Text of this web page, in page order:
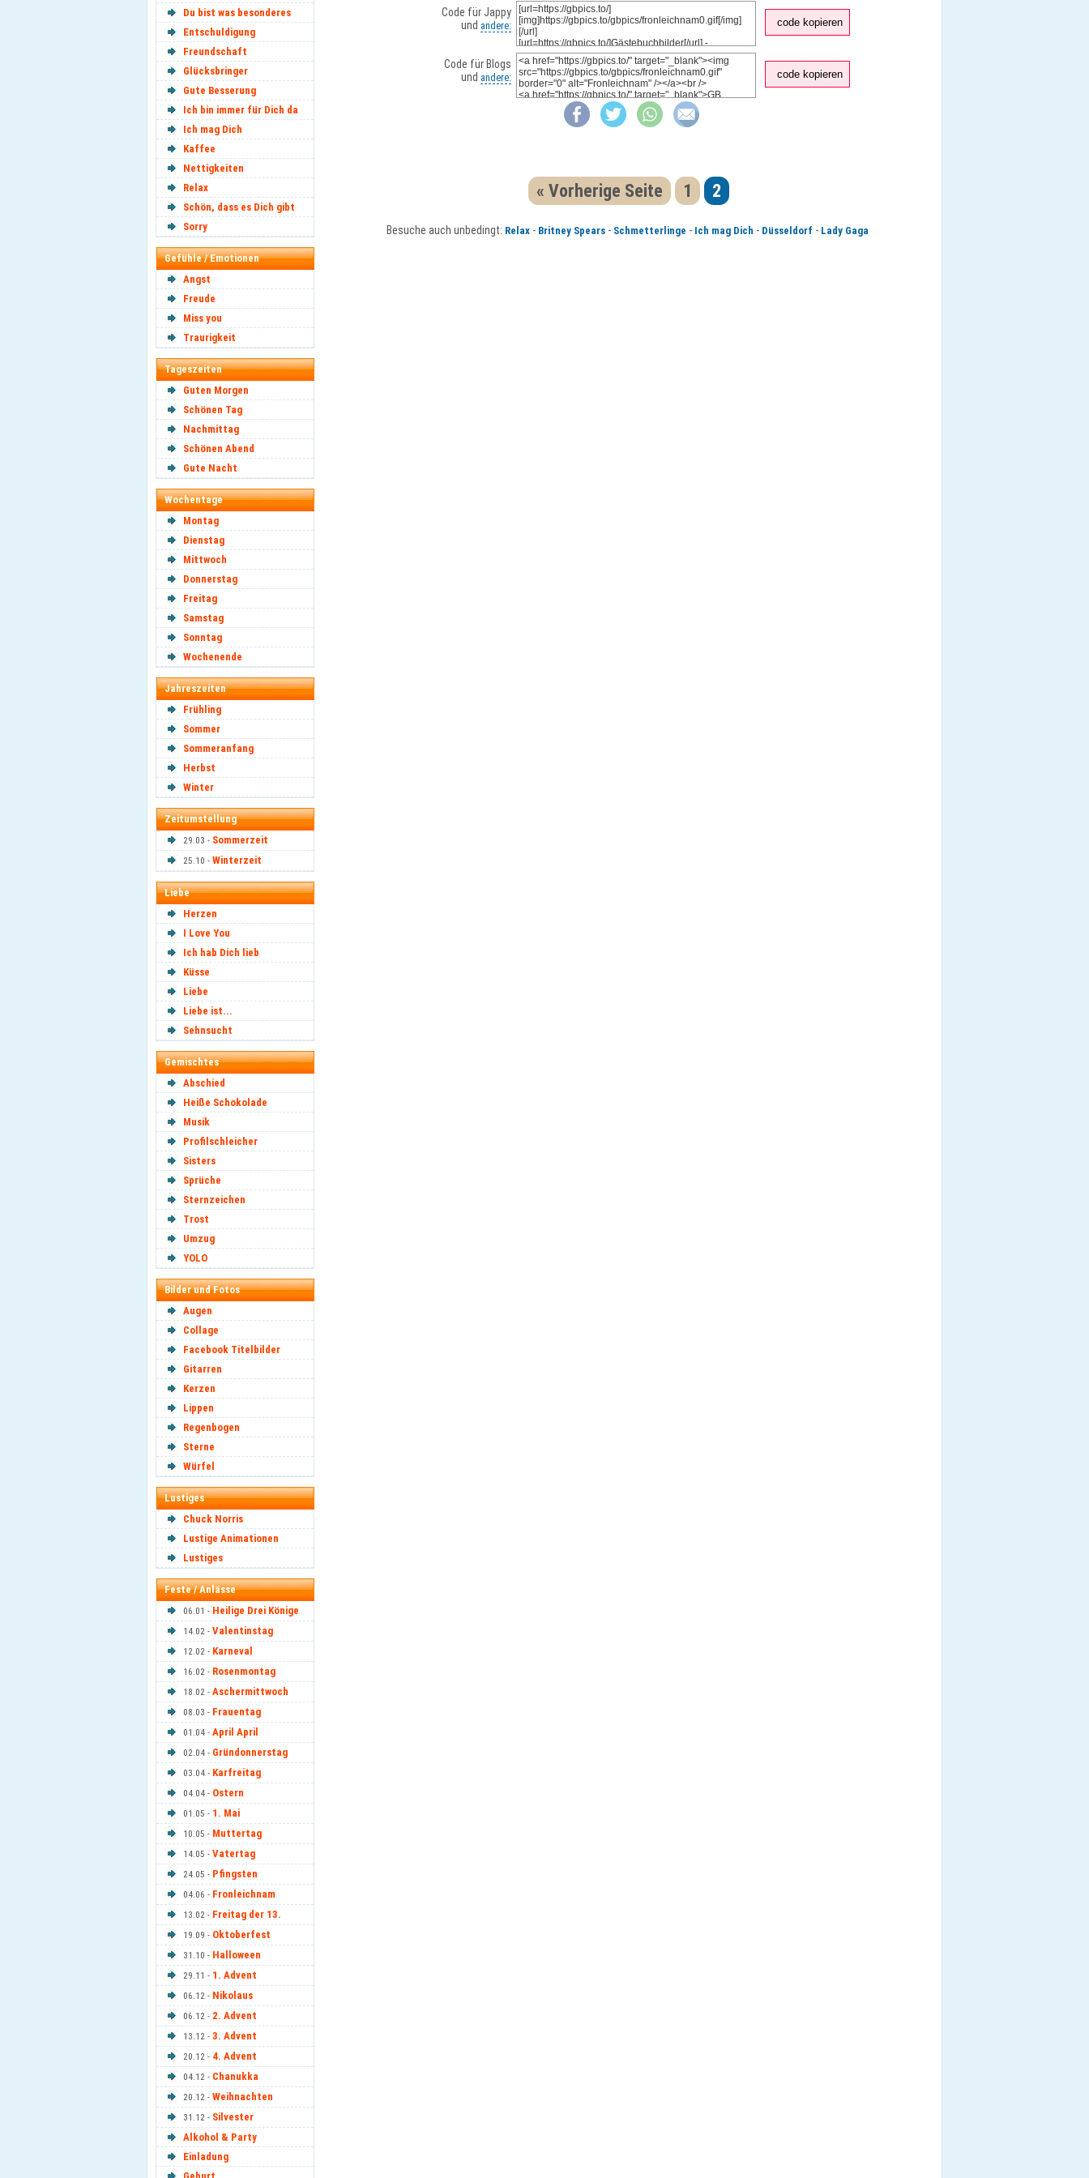
Du bist was besonderes
Entschuldigung
Freundschaft
Glücksbringer
Gute Besserung
Ich bin immer für Dich da
Ich mag Dich
Kaffee
Nettigkeiten
Relax
Schön, dass es Dich gibt
Sorry
Gefühle / Emotionen
Angst
Freude
Miss you
Traurigkeit
Tageszeiten
Guten Morgen
Schönen Tag
Nachmittag
Schönen Abend
Gute Nacht
Wochentage
Montag
Dienstag
Mittwoch
Donnerstag
Freitag
Samstag
Sonntag
Wochenende
Jahreszeiten
Frühling
Sommer
Sommeranfang
Herbst
Winter
Zeitumstellung
29.03 - Sommerzeit
25.10 - Winterzeit
Liebe
Herzen
I Love You
Ich hab Dich lieb
Küsse
Liebe
Liebe ist...
Sehnsucht
Gemischtes
Abschied
Heiße Schokolade
Musik
Profilschleicher
Sisters
Sprüche
Sternzeichen
Trost
Umzug
YOLO
Bilder und Fotos
Augen
Collage
Facebook Titelbilder
Gitarren
Kerzen
Lippen
Regenbogen
Sterne
Würfel
Lustiges
Chuck Norris
Lustige Animationen
Lustiges
Feste / Anlässe
06.01 - Heilige Drei Könige
14.02 - Valentinstag
12.02 - Karneval
16.02 - Rosenmontag
18.02 - Aschermittwoch
08.03 - Frauentag
01.04 - April April
02.04 - Gründonnerstag
03.04 - Karfreitag
04.04 - Ostern
01.05 - 1. Mai
10.05 - Muttertag
14.05 - Vatertag
24.05 - Pfingsten
04.06 - Fronleichnam
13.02 - Freitag der 13.
19.09 - Oktoberfest
31.10 - Halloween
29.11 - 1. Advent
06.12 - Nikolaus
06.12 - 2. Advent
13.12 - 3. Advent
20.12 - 4. Advent
04.12 - Chanukka
20.12 - Weihnachten
31.12 - Silvester
Alkohol & Party
Einladung
Code für Jappy
und andere: code kopieren
Code für Blogs
und andere: code kopieren
« Vorherige Seite 1 2
Besuche auch unbedingt: Relax - Britney Spears - Schmetterlinge - Ich mag Dich - Düsseldorf - Lady Gaga